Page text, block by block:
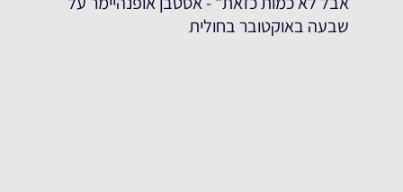
שבעה באוקטובר בחולית